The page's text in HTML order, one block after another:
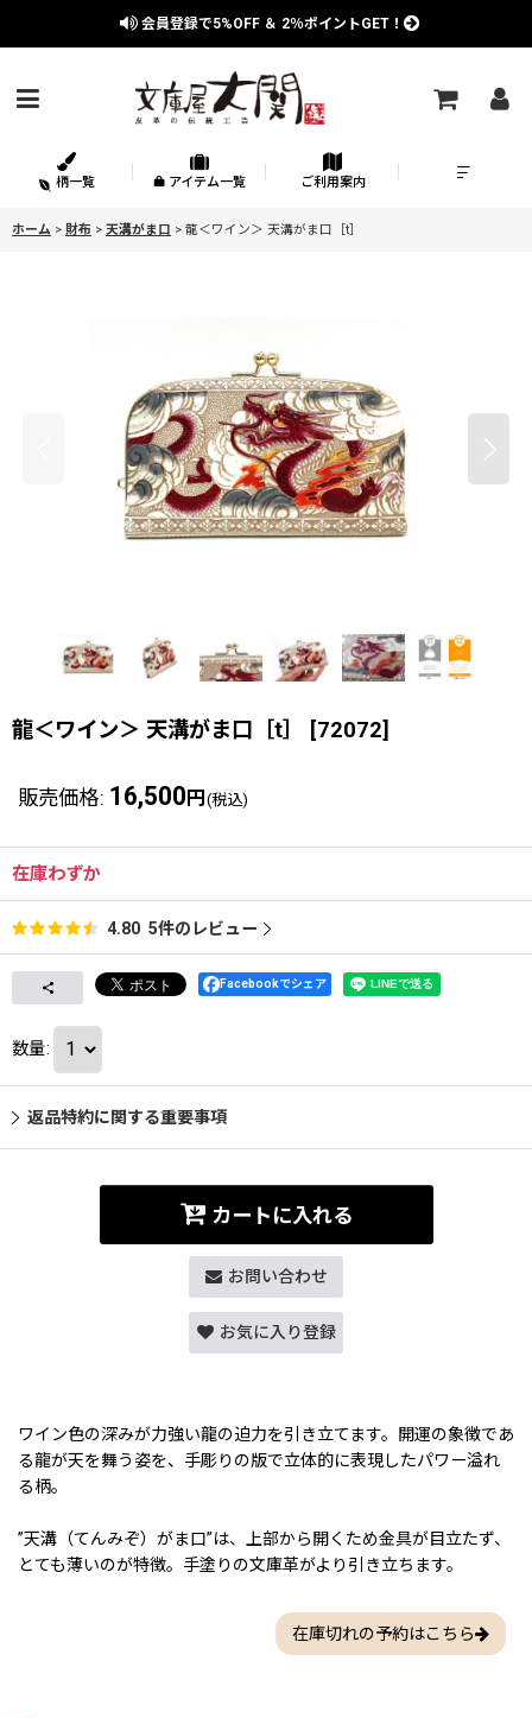
会員登録で5%OFF ＆ 2％ポイントGET！
柄一覧 アイテム一覧 ご利用案内
ホーム > 財布 > 天溝がま口 > 龍＜ワイン＞ 天溝がま口［t］
龍＜ワイン＞ 天溝がま口［t］ [72072]
販売価格: 16,500 円 (税込)
在庫わずか
4.80 5件のレビュー
Facebookでシェア
数量:
返品特約に関する重要事項
カートに入れる
お問い合わせ
お気に入り登録
ワイン色の深みが力強い龍の迫力を引き立てます。開運の象徴であ
る龍が天を舞う姿を、手彫りの版で立体的に表現したパワー溢れ
る柄。
”天溝（てんみぞ）がま口”は、上部から開くため金具が目立たず、
とても薄いのが特徴。手塗りの文庫革がより引き立ちます。
在庫切れの予約はこちら